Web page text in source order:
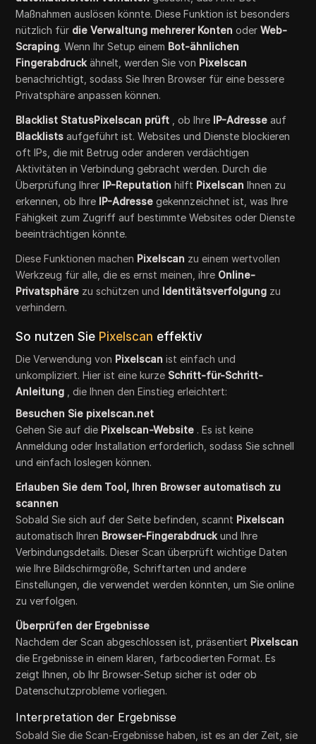
Maßnahmen auslösen könnte. Diese Funktion ist besonders
nützlich für die Verwaltung mehrerer Konten oderWeb-
Scraping. Wenn Ihr Setup einem Bot-ähnlichen
Fingerabdruck ähnelt, werden Sie von Pixelscan
benachrichtigt, sodass Sie Ihren Browser für eine bessere
Privatsphäre anpassen können.
Blacklist StatusPixelscan prüft , ob Ihre IP-Adresse auf
Blacklists aufgeführt ist. Websites und Dienste blockieren
oft IPs, die mit Betrug oder anderen verdächtigen
Aktivitäten in Verbindung gebracht werden. Durch die
Überprüfung Ihrer IP-Reputation hilft Pixelscan Ihnen zu
erkennen, ob Ihre IP-Adresse gekennzeichnet ist, was Ihre
Fähigkeit zum Zugriff auf bestimmte Websites oder Dienste
beeinträchtigen könnte.
Diese Funktionen machen Pixelscan zu einem wertvollen
Werkzeug für alle, die es ernst meinen, ihre Online-
Privatsphäre zu schützen und Identitätsverfolgung zu
verhindern.
So nutzen Sie Pixelscan effektiv
Die Verwendung von Pixelscan ist einfach und
unkompliziert. Hier ist eine kurze Schritt-für-Schritt-
Anleitung , die Ihnen den Einstieg erleichtert:
Besuchen Sie pixelscan.net
Gehen Sie auf die Pixelscan-Website . Es ist keine
Anmeldung oder Installation erforderlich, sodass Sie schnell
und einfach loslegen können.
Erlauben Sie dem Tool, Ihren Browser automatisch zu
scannen
Sobald Sie sich auf der Seite befinden, scannt Pixelscan
automatisch Ihren Browser-Fingerabdruck und Ihre
Verbindungsdetails. Dieser Scan überprüft wichtige Daten
wie Ihre Bildschirmgröße, Schriftarten und andere
Einstellungen, die verwendet werden könnten, um Sie online
zu verfolgen.
Überprüfen der Ergebnisse
Nachdem der Scan abgeschlossen ist, präsentiert Pixelscan
die Ergebnisse in einem klaren, farbcodierten Format. Es
zeigt Ihnen, ob Ihr Browser-Setup sicher ist oder ob
Datenschutzprobleme vorliegen.
Interpretation der Ergebnisse
Sobald Sie die Scan-Ergebnisse haben, ist es an der Zeit, sie